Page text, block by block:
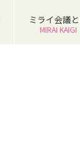
ミライ会議
MIRAI KAIGI